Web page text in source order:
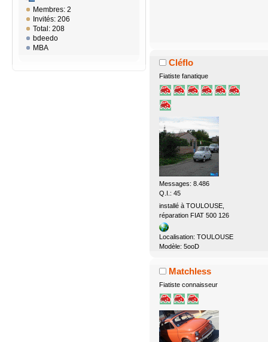
Membres: 2
Invités: 206
Total: 208
bdeedo
MBA
Cléflo
Fiatiste fanatique
Messages: 8.486
Q.I.: 45
installé à TOULOUSE,
réparation FIAT 500 126
Localisation: TOULOUSE
Modèle: 5ooD
Matchless
Fiatiste connaisseur